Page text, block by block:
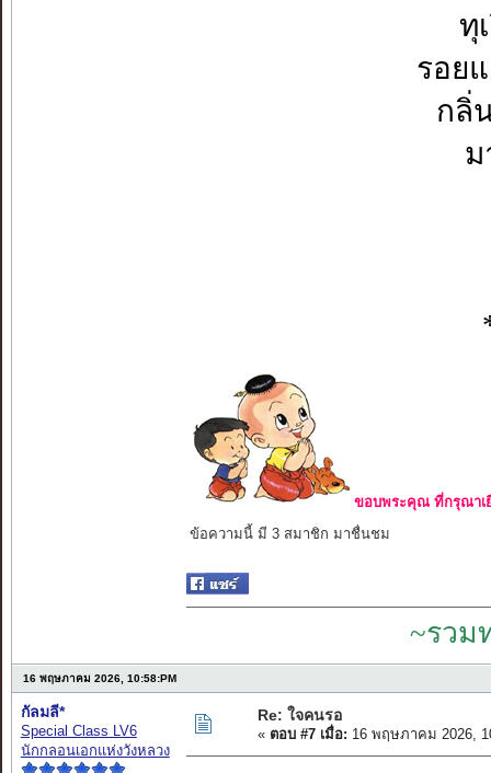
ทุ
รอย
กลิ่
ม
ขอบพระคุณ ที่กรุณาเ
ข้อความนี้ มี 3 สมาชิก มาชื่นชม
~รวม
16 พฤษภาคม 2026, 10:58:PM
กัลมลี*
Special Class LV6
นักกลอนเอกแห่งวังหลวง
Re: ใจคนรอ
« ตอบ #7 เมื่อ: 16 พฤษภาคม 2026,